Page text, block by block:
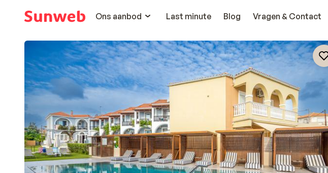
Ons aanbod
Last minute Blog Vragen & Contact